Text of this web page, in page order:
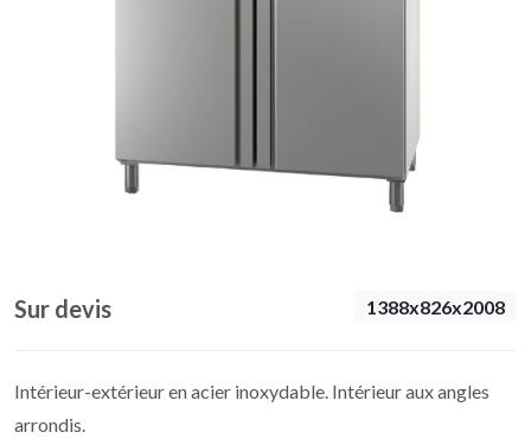
Sur devis 1388x826x2008
Intérieur-extérieur en acier inoxydable. Intérieur aux angles
arrondis.